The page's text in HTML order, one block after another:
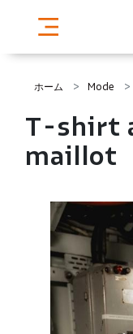
ホーム Mode
T-shirt
maillot